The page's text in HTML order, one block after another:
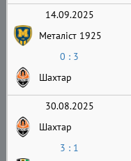
14.09.2025
Металіст 1925
0 : 3
Шахтар
30.08.2025
Шахтар
3 : 1